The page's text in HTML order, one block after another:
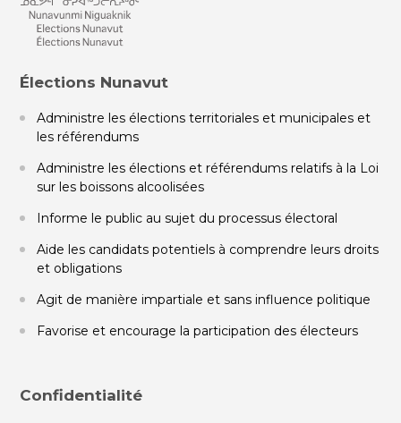
Élections Nunavut
Administre les élections territoriales et municipales et
les référendums
Administre les élections et référendums relatifs à la Loi
sur les boissons alcoolisées
Informe le public au sujet du processus électoral
Aide les candidats potentiels à comprendre leurs droits
et obligations
Agit de manière impartiale et sans influence politique
Favorise et encourage la participation des électeurs
Confidentialité